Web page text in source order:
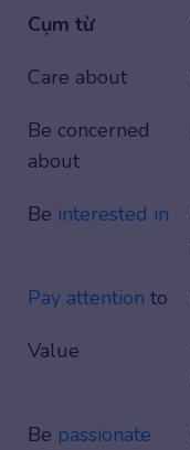
Cụm từ
Care about
Be concerned
about
Be interested in
Pay attention to
Value
Be passionate